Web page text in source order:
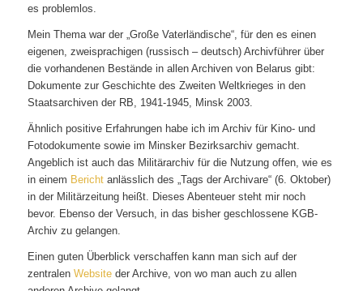
es problemlos.
Mein Thema war der „Große Vaterländische“, für den es einen
eigenen, zweisprachigen (russisch – deutsch) Archivführer über
die vorhandenen Bestände in allen Archiven von Belarus gibt:
Dokumente zur Geschichte des Zweiten Weltkrieges in den
Staatsarchiven der RB, 1941-1945, Minsk 2003.
Ähnlich positive Erfahrungen habe ich im Archiv für Kino- und
Fotodokumente sowie im Minsker Bezirksarchiv gemacht.
Angeblich ist auch das Militärarchiv für die Nutzung offen, wie es
in einem Bericht anlässlich des „Tags der Archivare“ (6. Oktober)
in der Militärzeitung heißt. Dieses Abenteuer steht mir noch
bevor. Ebenso der Versuch, in das bisher geschlossene KGB-
Archiv zu gelangen.
Einen guten Überblick verschaffen kann man sich auf der
zentralen Website der Archive, von wo man auch zu allen